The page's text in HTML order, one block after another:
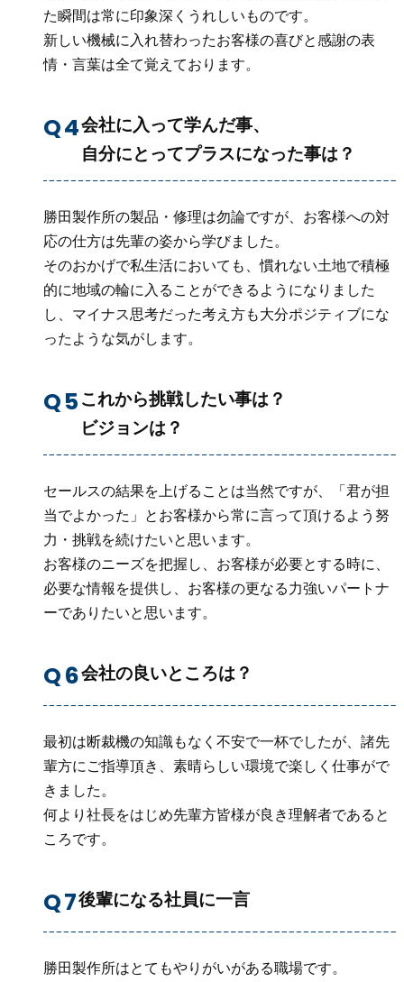
た瞬間は常に印象深くうれしいものです。
新しい機械に入れ替わったお客様の喜びと感謝の表
情・言葉は全て覚えております。
会社に入って学んだ事、
自分にとってプラスになった事は？
勝田製作所の製品・修理は勿論ですが、お客様への対
応の仕方は先輩の姿から学びました。
そのおかげで私生活においても、慣れない土地で積極
的に地域の輪に入ることができるようになりました
し、マイナス思考だった考え方も大分ポジティブにな
ったような気がします。
これから挑戦したい事は？
ビジョンは？
セールスの結果を上げることは当然ですが、「君が担
当でよかった」とお客様から常に言って頂けるよう努
力・挑戦を続けたいと思います。
お客様のニーズを把握し、お客様が必要とする時に、
必要な情報を提供し、お客様の更なる力強いパートナ
ーでありたいと思います。
会社の良いところは？
最初は断裁機の知識もなく不安で一杯でしたが、諸先
輩方にご指導頂き、素晴らしい環境で楽しく仕事がで
きました。
何より社長をはじめ先輩方皆様が良き理解者であると
ころです。
後輩になる社員に一言
勝田製作所はとてもやりがいがある職場です。